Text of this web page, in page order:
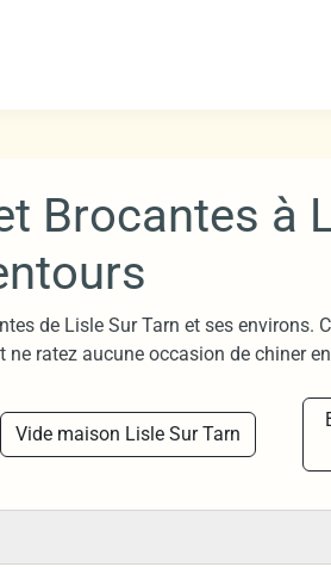
Brocantes à
de Lisle Sur Tarn et ses environs.
ne ratez aucune occasion de chiner
Vide maison Lisle Sur Tarn